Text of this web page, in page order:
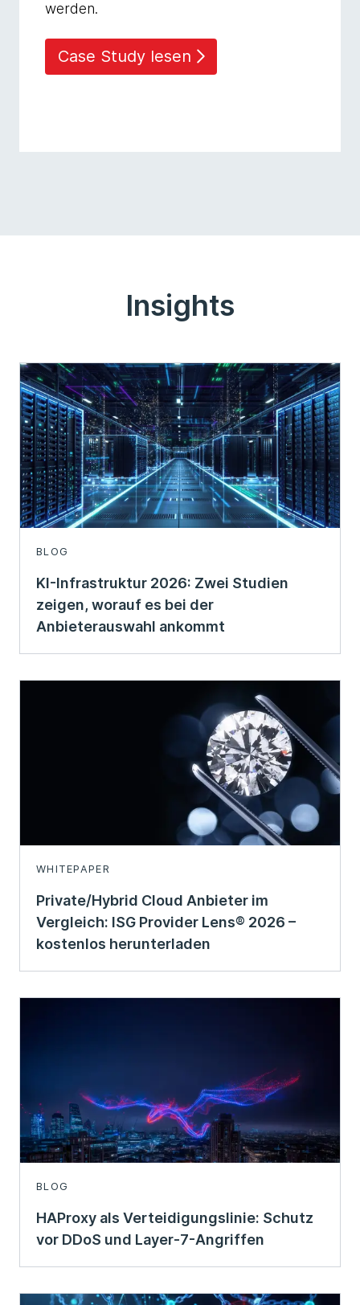
werden.
Case Study lesen
Insights
BLOG
KI-Infrastruktur 2026: Zwei Studien
zeigen, worauf es bei der
Anbieterauswahl ankommt
WHITEPAPER
Private/Hybrid Cloud Anbieter im
Vergleich: ISG Provider Lens® 2026 –
kostenlos herunterladen
BLOG
HAProxy als Verteidigungslinie: Schutz
vor DDoS und Layer-7-Angriffen